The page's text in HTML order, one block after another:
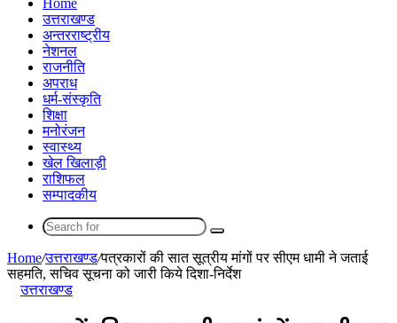
Home
उत्तराखण्ड
अन्तरराष्ट्रीय
नेशनल
राजनीति
अपराध
धर्म-संस्कृति
शिक्षा
मनोरंजन
स्वास्थ्य
खेल खिलाड़ी
राशिफल
सम्पादकीय
Search
for
Home/उत्तराखण्ड/पत्रकारों की सात सूत्रीय मांगों पर सीएम धामी ने जताई
सहमति, सचिव सूचना को जारी किये दिशा-निर्देश
उत्तराखण्ड